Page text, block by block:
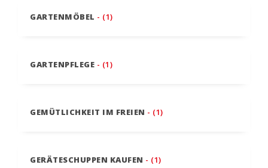
GARTENMÖBEL - (1)
GARTENPFLEGE - (1)
GEMÜTLICHKEIT IM FREIEN - (1)
GERÄTESCHUPPEN KAUFEN - (1)